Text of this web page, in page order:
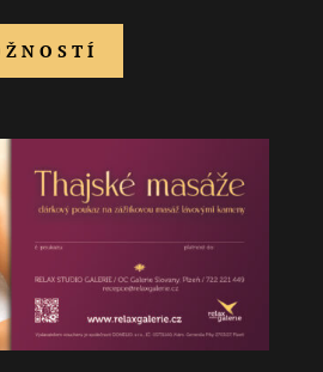
Tento
má
variant.
Možnosti
lze
vybrat
na
produktu